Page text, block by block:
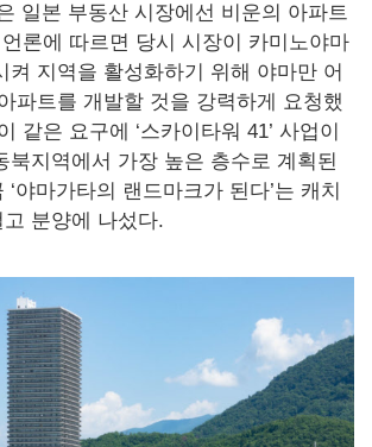
일본 부동산 시장에선 비운의 아파트
론에 따르면 당시 시장이 카미노야마
켜 지역을 활성화하기 위해 야마만 어
파트를 개발할 것을 강력하게 요청했
같은 요구에 ‘스카이타워 41’ 사업이
북지역에서 가장 높은 층수로 계획된
야마가타의 랜드마크가 된다’는 캐치
분양에 나섰다.